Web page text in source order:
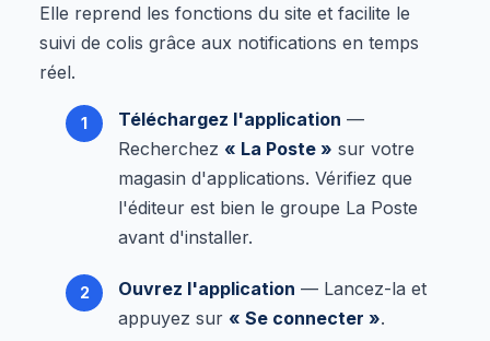
Elle reprend les fonctions du site et facilite le
suivi de colis grâce aux notifications en temps
réel.
Téléchargez l'application —
Recherchez « La Poste » sur votre
magasin d'applications. Vérifiez que
l'éditeur est bien le groupe La Poste
avant d'installer.
Ouvrez l'application — Lancez-la et
appuyez sur « Se connecter ».